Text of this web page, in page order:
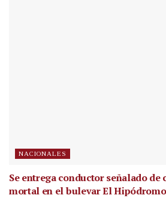
NACIONALES
Se entrega conductor señalado de
mortal en el bulevar El Hipódromo